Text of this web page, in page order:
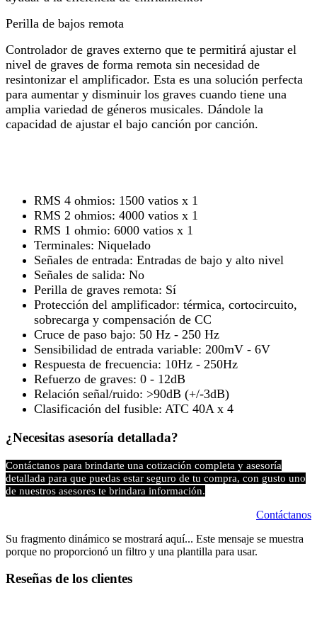
Perilla de bajos remota
Controlador de graves externo que te permitirá ajustar el
nivel de graves de forma remota sin necesidad de
resintonizar el amplificador. Esta es una solución perfecta
para aumentar y disminuir los graves cuando tiene una
amplia variedad de géneros musicales. Dándole la
capacidad de ajustar el bajo canción por canción.
RMS 4 ohmios: 1500 vatios x 1
RMS 2 ohmios: 4000 vatios x 1
RMS 1 ohmio: 6000 vatios x 1
Terminales: Niquelado
Señales de entrada: Entradas de bajo y alto nivel
Señales de salida: No
Perilla de graves remota: Sí
Protección del amplificador: térmica, cortocircuito,
sobrecarga y compensación de CC
Cruce de paso bajo: 50 Hz - 250 Hz
Sensibilidad de entrada variable: 200mV - 6V
Respuesta de frecuencia: 10Hz - 250Hz
Refuerzo de graves: 0 - 12dB
Relación señal/ruido: >90dB (+/-3dB)
Clasificación del fusible: ATC 40A x 4
¿Necesitas asesoría detallada?
Contáctanos para brindarte una cotización completa y asesoría
detallada para que puedas estar seguro de tu compra, con gusto uno
de nuestros asesores te brindara información.
Contáctanos
Su fragmento dinámico se mostrará aquí... Este mensaje se muestra
porque no proporcionó un filtro y una plantilla para usar.
Reseñas de los clientes